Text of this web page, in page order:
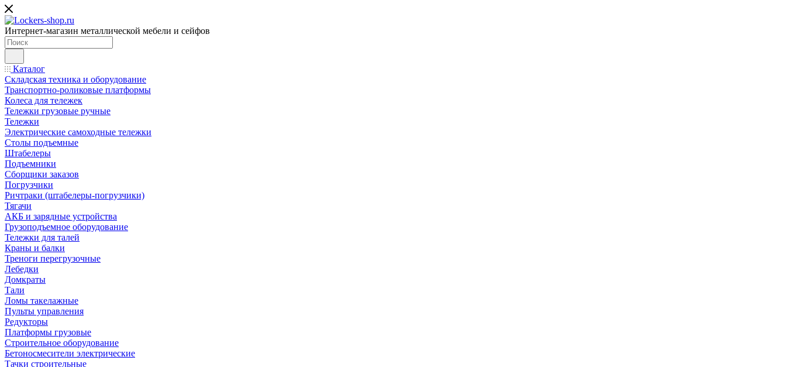
Интернет-магазин металлической мебели и сейфов
Каталог
Складская техника и оборудование
Транспортно-роликовые платформы
Колеса для тележек
Тележки грузовые ручные
Тележки
Электрические самоходные тележки
Столы подъемные
Штабелеры
Подъемники
Сборщики заказов
Погрузчики
Ричтраки (штабелеры-погрузчики)
Тягачи
АКБ и зарядные устройства
Грузоподъемное оборудование
Тележки для талей
Краны и балки
Треноги перегрузочные
Лебедки
Домкраты
Тали
Ломы такелажные
Пульты управления
Редукторы
Платформы грузовые
Строительное оборудование
Бетоносмесители электрические
Тачки строительные